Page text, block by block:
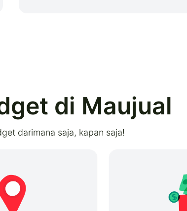
di Maujual
darimana saja, kapan saja!